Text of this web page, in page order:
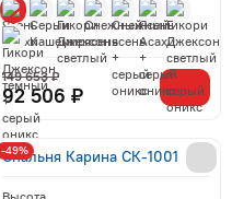
92 506 ₽
149 653 ₽
Спальня Карина СК-1001
Высота
-49%